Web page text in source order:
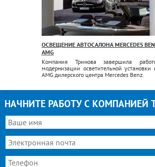
ОСВЕЩЕНИЕ АВТОСАЛОНА MERCEDES
AMG
Компания Тринова завершила
модернизации осветительной установки
AMG дилерского центра Mercedes Benz.
НАЧНИТЕ РАБОТУ С КОМПАНИЕЙ